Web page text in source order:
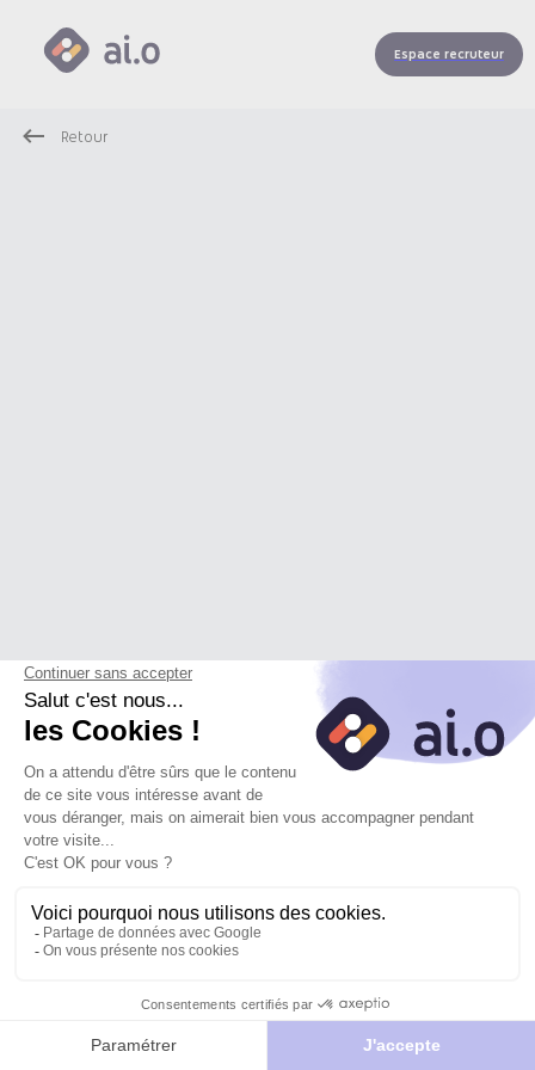
Espace recruteur
Retour